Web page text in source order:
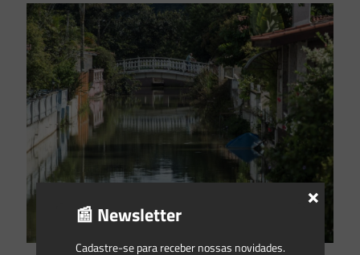
📰 Newsletter
Cadastre-se para receber nossas novidades.
×